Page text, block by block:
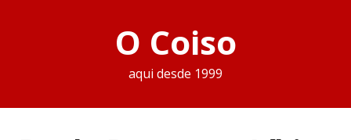
O Coiso
aqui desde 1999